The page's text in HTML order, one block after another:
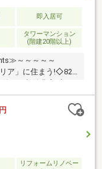
即入居可
タワーマンション
(階建20階以上)
～～～～～
ア」に住まう!◇82
付きで収納豊富!◇20
たり・眺望良好!◇床
設備仕様!◇管理体制
～～～～～～～～～
から購入可!長期低
住宅ローンご相談下
!◆5000円QUOプレ
リフォームリノベー